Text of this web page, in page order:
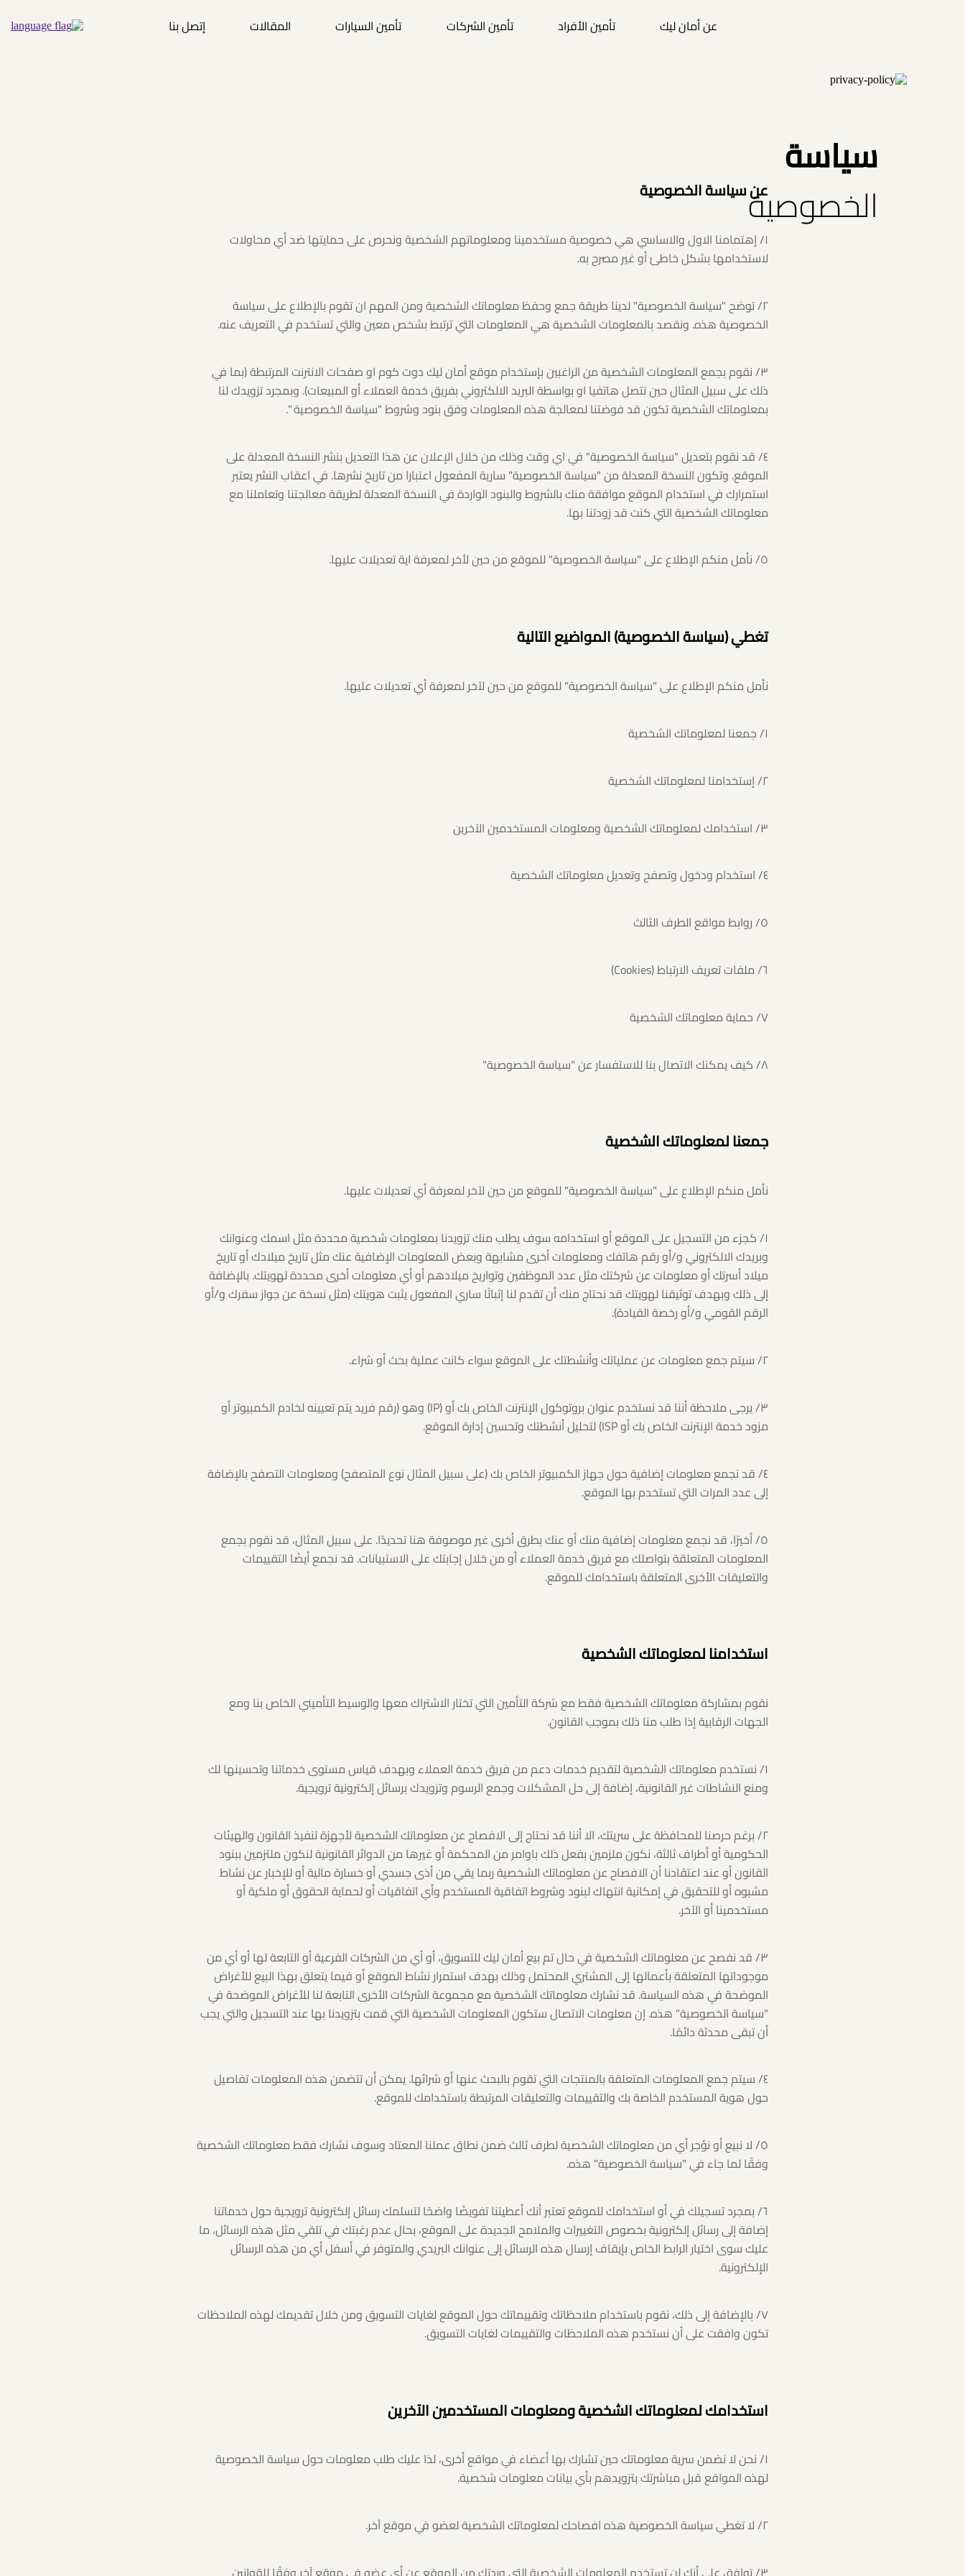
عن أمان ليك تأمين الأفراد تأمين الشركات تأمين السيارات المقالات
إتصل بنا
تأمين طبي داخل مصر
تأمين طبي دوليسياسة
الخصوصيةعن سياسة الخصوصية
١/ إهتمامنا الاول والاساسي هي خصوصية مستخدمينا ومعلوماتهم الشخصية ونحرص على حمايتها ضد أي محاولات
لاستخدامها بشكل خاطئ أو غير مصرح به.
٢/ توضح "سياسة الخصوصية" لدينا طريقة جمع وحفظ معلوماتك الشخصية ومن المهم ان تقوم بالإطلاع على سياسة
الخصوصية هذه. ونقصد بالمعلومات الشخصية هي المعلومات التي ترتبط بشخص معين والتي تستخدم في التعريف عنه.
٣/ نقوم بجمع المعلومات الشخصية من الراغبين بإستخدام موقع أمان ليك دوت كوم او صفحات الانترنت المرتبطة (بما في
ذلك على سبيل المثال حين تتصل هاتفيا او بواسطة البريد الالكتروني بفريق خدمة العملاء أو المبيعات). وبمجرد تزويدك لنا
بمعلوماتك الشخصية تكون قد فوضتنا لمعالجة هذه المعلومات وفق بنود وشروط "سياسة الخصوصية ".
٤/ قد نقوم بتعديل "سياسة الخصوصية" في اي وقت وذلك من خلال الإعلان عن هذا التعديل بنشر النسخة المعدلة على
الموقع. وتكون النسخة المعدلة من "سياسة الخصوصية" سارية المفعول اعتبارا من تاريخ نشرها. في اعقاب النشر يعتبر
استمرارك في استخدام الموقع موافقة منك بالشروط والبنود الواردة في النسخة المعدلة لطريقة معالجتنا وتعاملنا مع
معلوماتك الشخصية التي كنت قد زودتنا بها.
٥/ نأمل منكم الإطلاع على "سياسة الخصوصية" للموقع من حين لأخر لمعرفة اية تعديلات عليها.
تغطي (سياسة الخصوصية) المواضيع التالية
نأمل منكم الإطلاع على "سياسة الخصوصية" للموقع من حين لآخر لمعرفة أي تعديلات عليها.
١/ جمعنا لمعلوماتك الشخصية
٢/ إستخدامنا لمعلوماتك الشخصية
٣/ استخدامك لمعلوماتك الشخصية ومعلومات المستخدمين الآخرين
٤/ استخدام ودخول وتصفح وتعديل معلوماتك الشخصية
٥/ روابط مواقع الطرف الثالث
٦/ ملفات تعريف الارتباط (Cookies)
٧/ حماية معلوماتك الشخصية
٨/ كيف يمكنك الاتصال بنا للاستفسار عن "سياسة الخصوصية"
جمعنا لمعلوماتك الشخصية
نأمل منكم الإطلاع على "سياسة الخصوصية" للموقع من حين لآخر لمعرفة أي تعديلات عليها.
١/ كجزء من التسجيل على الموقع أو استخدامه سوف يطلب منك تزويدنا بمعلومات شخصية محددة مثل اسمك وعنوانك
وبريدك الالكتروني و/أو رقم هاتفك ومعلومات أخرى مشابهة وبعض المعلومات الإضافية عنك مثل تاريخ ميلادك أو تاريخ
ميلاد أسرتك أو معلومات عن شركتك مثل عدد الموظفين وتواريخ ميلادهم أو أي معلومات أخرى محددة لهويتك. بالإضافة
إلى ذلك وبهدف توثيقنا لهويتك قد نحتاج منك أن تقدم لنا إثباتًا ساري المفعول يثبت هويتك (مثل نسخة عن جواز سفرك و/أو
الرقم القومي و/أو رخصة القيادة).
٢/ سيتم جمع معلومات عن عملياتك وأنشطتك على الموقع سواء كانت عملية بحث أو شراء.
٣/ يرجى ملاحظة أننا قد نستخدم عنوان بروتوكول الإنترنت الخاص بك أو (IP) وهو (رقم فريد يتم تعيينه لخادم الكمبيوتر أو
مزود خدمة الإنترنت الخاص بك أو ISP) لتحليل أنشطتك وتحسين إدارة الموقع.
٤/ قد نجمع معلومات إضافية حول جهاز الكمبيوتر الخاص بك (على سبيل المثال نوع المتصفح) ومعلومات التصفح بالإضافة
إلى عدد المرات التي تستخدم بها الموقع.
٥/ أخيرًا، قد نجمع معلومات إضافية منك أو عنك بطرق أخرى غير موصوفة هنا تحديدًا. على سبيل المثال، قد نقوم بجمع
المعلومات المتعلقة بتواصلك مع فريق خدمة العملاء أو من خلال إجابتك على الاستبيانات. قد نجمع أيضًا التقييمات
والتعليقات الأخرى المتعلقة باستخدامك للموقع.
استخدامنا لمعلوماتك الشخصية
نقوم بمشاركة معلوماتك الشخصية فقط مع شركة التأمين التي تختار الاشتراك معها والوسيط التأميني الخاص بنا ومع
الجهات الرقابية إذا طلب منا ذلك بموجب القانون.
١/ نستخدم معلوماتك الشخصية لتقديم خدمات دعم من فريق خدمة العملاء وبهدف قياس مستوى خدماتنا وتحسينها لك
ومنع النشاطات غير القانونية، إضافة إلى حل المشكلات وجمع الرسوم وتزويدك برسائل إلكترونية ترويجية.
٢/ برغم حرصنا للمحافظة على سريتك، الا أننا قد نحتاج إلى الافصاح عن معلوماتك الشخصية لأجهزة تنفيذ القانون والهيئات
الحكومية أو أطراف ثالثة، نكون ملزمين بفعل ذلك باوامر من المحكمة أو غيرها من الدوائر القانونية لنكون ملتزمين ببنود
القانون أو عند اعتقادنا أن الافصاح عن معلوماتك الشخصية ربما يقي من أذى جسدي أو خسارة مالية أو للإخبار عن نشاط
مشبوه أو للتحقيق في إمكانية انتهاك لبنود وشروط اتفاقية المستخدم وأي اتفاقيات أو لحماية الحقوق أو ملكية أو
مستخدمينا أو الآخر.
٣/ قد نفصح عن معلوماتك الشخصية في حال تم بيع أمان ليك للتسويق، أو أي من الشركات الفرعية أو التابعة لها أو أي من
موجوداتها المتعلقة بأعمالها إلى المشتري المحتمل وذلك بهدف استمرار نشاط الموقع أو فيما يتعلق بهذا البيع للأغراض
الموضحة في هذه السياسة. قد نشارك معلوماتك الشخصية مع مجموعة الشركات الأخرى التابعة لنا للأغراض الموضحة في
"سياسة الخصوصية" هذه. إن معلومات الاتصال ستكون المعلومات الشخصية التي قمت بتزويدنا بها عند التسجيل والتي يجب
أن تبقى محدثة دائمًا.
٤/ سيتم جمع المعلومات المتعلقة بالمنتجات التي تقوم بالبحث عنها أو شرائها. يمكن أن تتضمن هذه المعلومات تفاصيل
حول هوية المستخدم الخاصة بك والتقييمات والتعليقات المرتبطة باستخدامك للموقع.
٥/ لا نبيع أو نؤجر أي من معلوماتك الشخصية لطرف ثالث ضمن نطاق عملنا المعتاد وسوف نشارك فقط معلوماتك الشخصية
وفقًا لما جاء في "سياسة الخصوصية" هذه.
٦/ بمجرد تسجيلك في أو استخدامك للموقع تعتبر أنك أعطيتنا تفويضًا واضحًا لتسلمك رسائل إلكترونية ترويجية حول خدماتنا
إضافة إلى رسائل إلكترونية بخصوص التغييرات والملامح الجديدة على الموقع، بحال عدم رغبتك في تلقي مثل هذه الرسائل، ما
عليك سوى اختيار الرابط الخاص بإيقاف إرسال هذه الرسائل إلى عنوانك البريدي والمتوفر في أسفل أي من هذه الرسائل
الإلكترونية.
٧/ بالإضافة إلى ذلك، نقوم باستخدام ملاحظاتك وتقييماتك حول الموقع لغايات التسويق ومن خلال تقديمك لهذه الملاحظات
تكون وافقت على أن نستخدم هذه الملاحظات والتقييمات لغايات التسويق.
استخدامك لمعلوماتك الشخصية ومعلومات المستخدمين الآخرين
١/ نحن لا نضمن سرية معلوماتك حين تشارك بها أعضاء في مواقع أخرى، لذا عليك طلب معلومات حول سياسة الخصوصية
لهذه المواقع قبل مباشرتك بتزويدهم بأي بيانات معلومات شخصية.
٢/ لا تغطي سياسة الخصوصية هذه افصاحك لمعلوماتك الشخصية لعضو في موقع آخر.